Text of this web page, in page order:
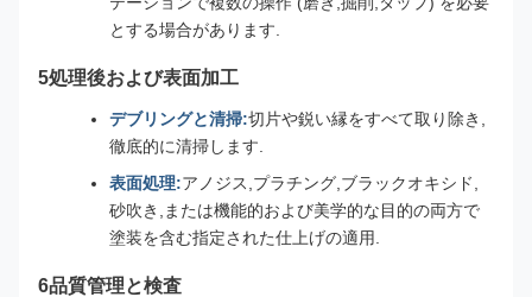
とする場合があります.
5処理後および表面加工
デブリングと清掃:切片や鋭い縁をすべて取り除き,
徹底的に清掃します.
表面処理:アノジス,プラチング,ブラックオキシド,
砂吹き,または機能的および美学的な目的の両方で
塗装を含む指定された仕上げの適用.
6品質管理と検査